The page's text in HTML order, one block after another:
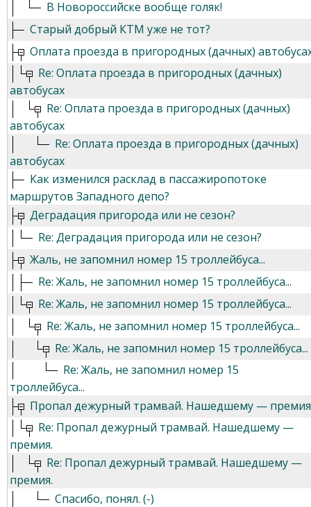
В Новороссийске вообще голяк!
Старый добрый КТМ уже не тот?
Оплата проезда в пригородных (дачных)
Re: Оплата проезда в пригородных (дачных)
автобусах
Re: Оплата проезда в пригородных (дачных)
автобусах
Re: Оплата проезда в пригородных (дачных)
автобусах
Как изменился расклад в пассажиропотоке
маршрутов Западного депо?
Деградация пригорода или не сезон?
Re: Деградация пригорода или не сезон?
Жаль, не запомнил номер 15 троллейбуса...
Re: Жаль, не запомнил номер 15 троллейбуса...
Re: Жаль, не запомнил номер 15 троллейбуса...
Re: Жаль, не запомнил номер 15 троллейбуса...
Re: Жаль, не запомнил номер 15 троллейбуса...
Re: Жаль, не запомнил номер 15
троллейбуса...
Пропал дежурный трамвай. Нашедшему —
Re: Пропал дежурный трамвай. Нашедшему —
премия.
Re: Пропал дежурный трамвай. Нашедшему —
премия.
Спасибо, понял. (-)